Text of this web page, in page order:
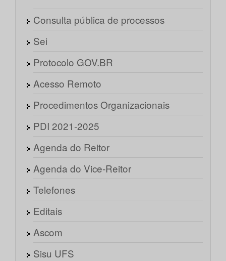
Consulta pública de processos
Sei
Protocolo GOV.BR
Acesso Remoto
Procedimentos Organizacionais
PDI 2021-2025
Agenda do Reitor
Agenda do Vice-Reitor
Telefones
Editais
Ascom
Sisu UFS